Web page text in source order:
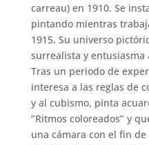
carreau) en 1910. Se
pintando mientras
1915. Su universo
surrealista y entusiasma
Tras un periodo de
interesa a las reglas de
y al cubismo, pinta
‘’Ritmos coloreados’’ y
una cámara con el fin de